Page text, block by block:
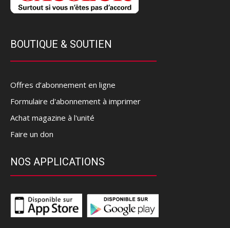
BOUTIQUE & SOUTIEN
Offres d’abonnement en ligne
Formulaire d'abonnement à imprimer
Achat magazine à l'unité
Faire un don
NOS APPLICATIONS